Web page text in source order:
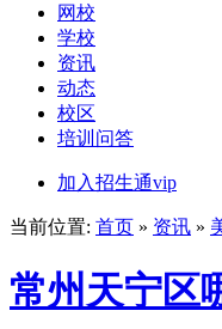
网校
学校
资讯
动态
校区
培训问答
加入招生通vip
当前位置: 首页 » 资讯 »
常州天宁区